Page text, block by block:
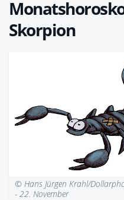
Skorpion
© Hans Jürgen Krahl/
- 22. November